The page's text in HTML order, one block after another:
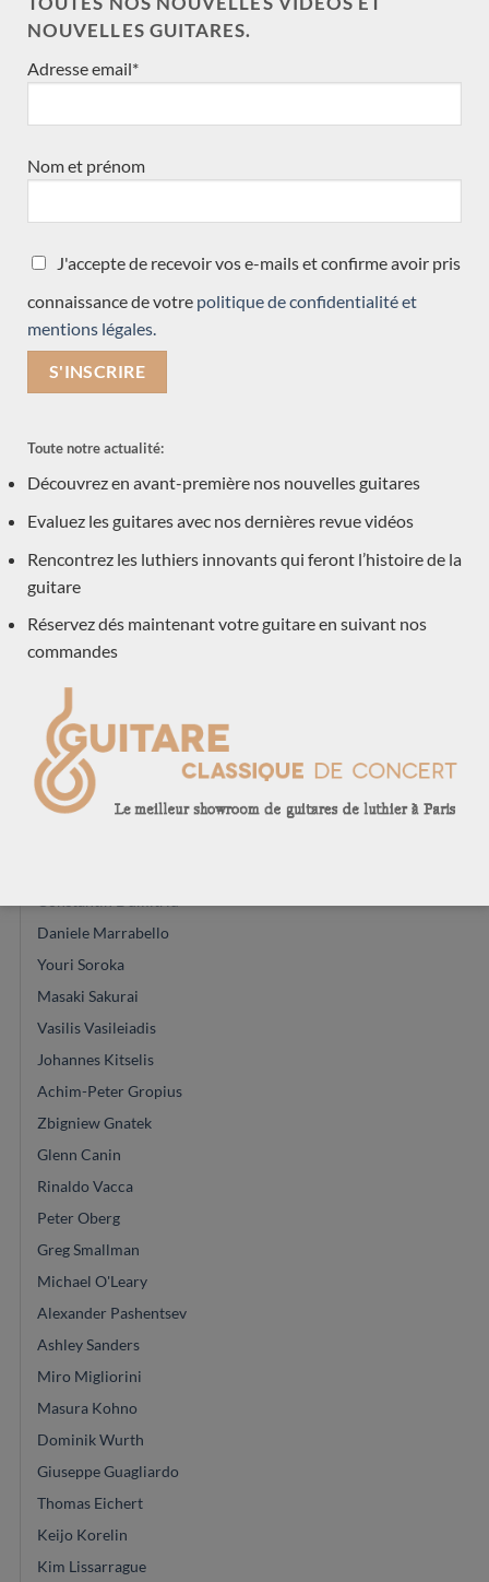
Stanislaw Partyka
Angelo Vailati
Kamil Jaderny
Louis Panormo
Gypsy R Bear
Jérémie Geffroy
Hiroyasu Asakura
Mario Aracama
Giannis Paleodimopoulos
Koumridis Charalambos
Toby Rzepka
Paulino Bernabé
Nils Schebesta
Martin Blackwell
Dominique Delarue
Daryl Perry
Kevin Muiderman
Valentim Carlos Gomes
Julien Garcia
Daniele Marrabello
Youri Soroka
Masaki Sakurai
Vasilis Vasileiadis
Johannes Kitselis
Achim-Peter Gropius
Zbigniew Gnatek
Glenn Canin
Rinaldo Vacca
Peter Oberg
Greg Smallman
Michael O'Leary
Alexander Pashentsev
Ashley Sanders
Miro Migliorini
Masura Kohno
Dominik Wurth
Giuseppe Guagliardo
Thomas Eichert
Keijo Korelin
Kim Lissarrague
NOUVELLES GUITARES.
Adresse email*
Nom et prénom
J'accepte de recevoir vos e-mails et confirme avoir pris
connaissance de votre politique de confidentialité et
mentions légales.
Toute notre actualité:
Découvrez en avant-première nos nouvelles guitares
Evaluez les guitares avec nos dernières revue vidéos
Rencontrez les luthiers innovants qui feront l’histoire de la
guitare
Réservez dés maintenant votre guitare en suivant nos
commandes